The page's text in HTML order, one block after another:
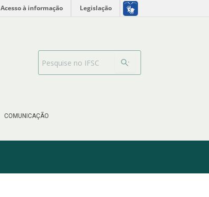
Acesso à informação Legislação
COMUNICAÇÃO
Barra de busca